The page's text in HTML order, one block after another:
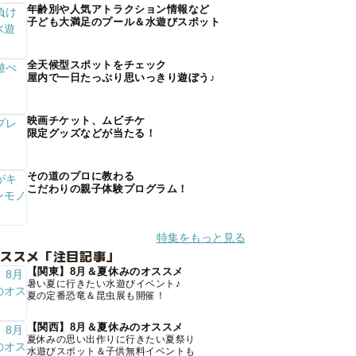
年齢別や人気アトラクション情報など
子ども大満足のプール＆水遊びスポット
全天候型スポットをチェック
屋内で一日たっぷり思いっきり遊ぼう♪
映画チケット、ムビチケ
限定グッズなどが当たる！
その道のプロに教わる
こだわりの親子体験プログラム！
特集をもっと見る
スメ「注目記事」
【関東】8月＆夏休みのオススメ
暑い夏に行きたい水遊びイベント♪
夏の定番恐竜＆昆虫展も開催！
【関西】8月＆夏休みのオススメ
夏休みの思い出作りに行きたい夏祭り
水遊びスポット＆子供無料イベントも